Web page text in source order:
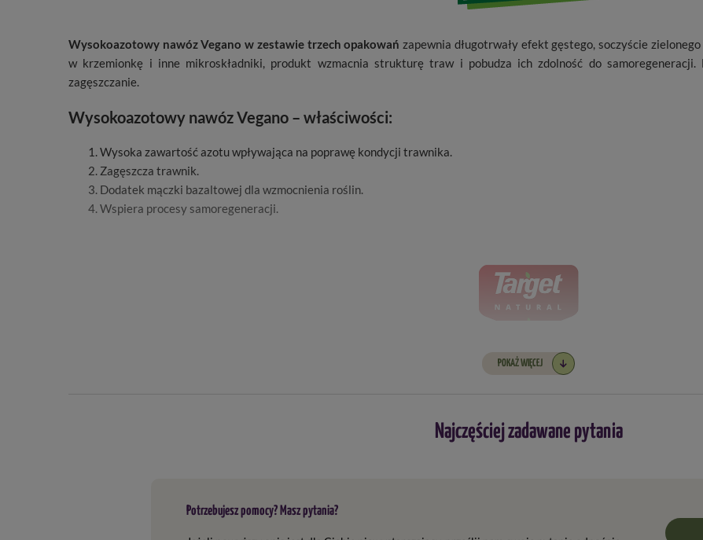
Wysokoazotowy nawóz Vegano w zestawie trzech opakowańzapewnia długotrwały efekt gęstego, soczyście
w krzemionkę i inne mikroskładniki, produkt wzmacnia strukturę traw i pobudza ich zdolność do samoregeneracji.
zagęszczanie.
Wysokoazotowy nawóz Vegano – właściwości:
Wysoka zawartość azotu wpływająca na poprawę kondycji trawnika.
Zagęszcza trawnik.
Dodatek mączki bazaltowej dla wzmocnienia roślin.
Wspiera procesy samoregeneracji.
Chwastox Complex 260 EW do zwalczania chwastów dwuliściennych na trawnikachto skuteczny preparat
środka są pobierane przez liście chwastów powodując ich deformację, zahamowanie wzrostu i zamierania roślin. Produkt
Wykazuje działanie selektywne.
POKAŻ WIĘCEJ
Najczęściej zadawane pytania
Potrzebujesz pomocy? Masz pytania?